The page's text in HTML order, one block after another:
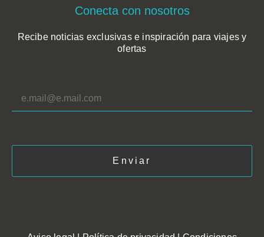
Conecta con nosotros
Recibe noticias exclusivas e inspiración para viajes y
ofertas